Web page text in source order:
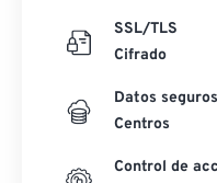
SSL/TLS
Cifrado
Datos seguros
Centros
Control de